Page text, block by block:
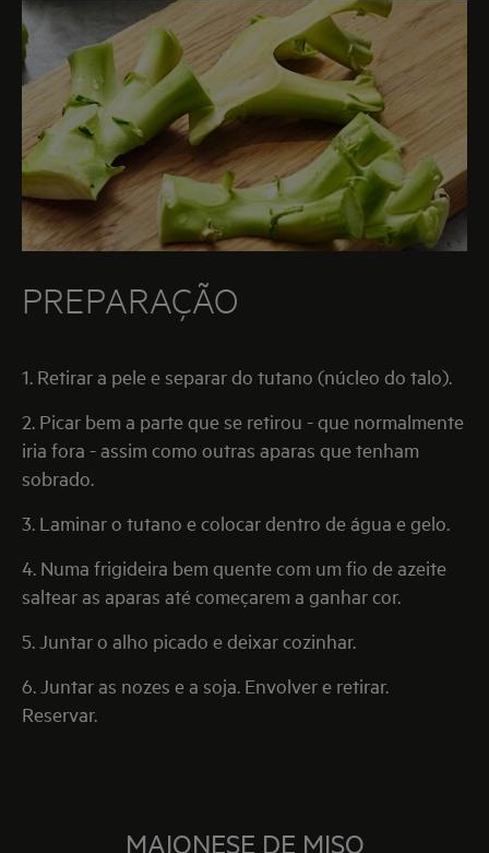
PREPARAÇÃO
1. Retirar a pele e separar do tutano (núcleo do talo).
2. Picar bem a parte que se retirou - que normalmente
iria fora - assim como outras aparas que tenham
sobrado.
3. Laminar o tutano e colocar dentro de água e gelo.
4. Numa frigideira bem quente com um fio de azeite
saltear as aparas até começarem a ganhar cor.
5. Juntar o alho picado e deixar cozinhar.
6. Juntar as nozes e a soja. Envolver e retirar.
Reservar.
MAIONESE DE MISO